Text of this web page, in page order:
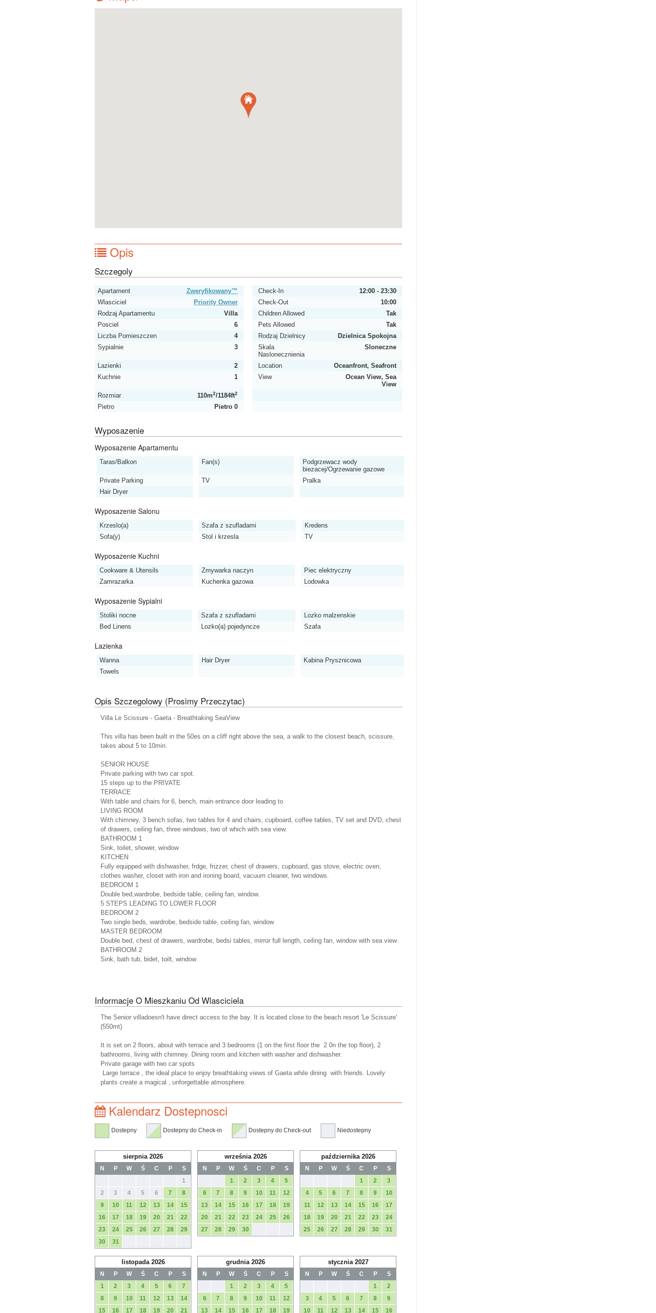
Opis
Szczegoly
Apartament Zweryfikowany™ Check-In
12:00 - 23:30
Wlasciciel
Priority Owner Check-Out
10:00
Rodzaj Apartamentu
Villa Children Allowed
Tak
Posciel
6 Pets Allowed
Tak
Liczba Pomieszczen
4 Rodzaj Dzielnicy
Dzielnica Spokojna
Sypialnie
3
Skala
Naslonecznienia
Sloneczne
Lazienki 2 Location
Oceanfront, Seafront
Kuchnie
1 View
Ocean View, Sea
View
Rozmiar
110m2/1184ft2
Pietro Pietro 0
Wyposazenie
Wyposazenie Apartamentu
Taras/Balkon Fan(s)
Podgrzewacz wody
biezacej/Ogrzewanie gazowe
Private Parking
TV
Pralka
Hair Dryer
Wyposazenie Salonu
Krzeslo(a) Szafa z szufladami
Kredens
Sofa(y)
Stol i krzesla TV
Wyposazenie Kuchni
Cookware & Utensils Zmywarka naczyn
Piec elektryczny
Zamrazarka
Kuchenka gazowa Lodowka
Wyposazenie Sypialni
Stoliki nocne Szafa z szufladami
Lozko malzenskie
Bed Linens
Lozko(a) pojedyncze Szafa
Lazienka
Wanna Hair Dryer
Kabina Prysznicowa
Towels
Opis Szczegolowy (Prosimy Przeczytac)
Villa Le Scissure - Gaeta - Breathtaking SeaView
This villa has been built in the 50es on a cliff right above the sea, a walk to the closest beach, scissure,
takes about 5 to 10min.
SENIOR HOUSE
Private parking with two car spot.
15 steps up to the PRIVATE
TERRACE
With table and chairs for 6, bench, main entrance door leading to
LIVING ROOM
With chimney, 3 bench sofas, two tables for 4 and chairs, cupboard, coffee tables, TV set and DVD, chest
of drawers, ceiling fan, three windows, two of which with sea view.
BATHROOM 1
Sink, toilet, shower, window
KITCHEN
Fully equipped with dishwasher, frdge, frizzer, chest of drawers, cupboard, gas stove, electric oven,
clothes washer, closet with iron and ironing board, vacuum cleaner, two windows.
BEDROOM 1
Double bed,wardrobe, bedside table, ceiling fan, window.
5 STEPS LEADING TO LOWER FLOOR
BEDROOM 2
Two single beds, wardrobe, bedside table, ceiling fan, window
MASTER BEDROOM
Double bed, chest of drawers, wardrobe, bedsi tables, mirror full length, ceiling fan, window with sea view
BATHROOM 2
Sink, bath tub, bidet, toilt, window
Informacje O Mieszkaniu Od Wlasciciela
The Senior villadoesn't have direct access to the bay. It is located close to the beach resort 'Le Scissure'
(550mt)
It is set on 2 floors, about with terrace and 3 bedrooms (1 on the first floor the 2 0n the top floor), 2
bathrooms, living with chimney. Dining room and kitchen with washer and dishwasher.
Private garage with two car spots
Large terrace , the ideal place to enjoy breathtaking views of Gaeta while dining with friends. Lovely
plants create a magical , unforgettable atmosphere.
Kalendarz Dostepnosci
Dostepny Dostepny do Check-in Dostepny do Check-out Niedostepny
sierpnia 2026
N P W Ś C P
S
1
2
3 4 5 6 7
8
9
10 11 12 13 14
15
16
17 18 19 20 21
22
23
24 25 26 27 28
29
30
31
września 2026
N P W Ś C P
S
1
2 3 4
5
6
7 8 9 10 11
12
13
14 15 16 17 18
19
20
21 22 23 24 25
26
27
28 29 30
października 2026
N P W Ś C P
S
1
2
3
4
5 6 7 8 9
10
11
12 13 14 15 16
17
18
19 20 21 22 23
24
25
26 27 28 29 30 31
listopada 2026
N P W Ś C P
S
1
2 3 4 5 6
7
8
9 10 11 12 13
14
15
16 17 18 19 20 21
grudnia 2026
N P W Ś C P
S
1
2 3 4
5
6
7 8 9 10 11
12
13
14 15 16 17 18 19
stycznia 2027
N P W Ś C P
S
1
2
3
4 5 6 7 8
9
10
11 12 13 14 15 16